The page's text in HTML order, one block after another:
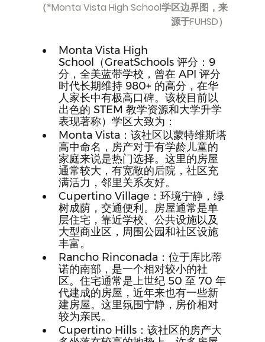
（*Monta Vista High School学区边界图，来
源于FUHSD）
Monta Vista High
School（GreatSchools 评分：9
分，全美蓝带学校，曾在 API 评分
时代长期维持 980+ 的高分，在华
人家长中有极高口碑。该校目前以
出色的 STEM 教学资源和大学升学
表现著称）学区大致为：
Monta Vista：该社区以蒙特维斯塔
高中命名，房产对于有学龄儿童的
家庭来说是热门选择。这里的房屋
通常较大，有宽敞的后院，社区充
满活力，邻里关系友好。
Cupertino Village：环境宁静，绿
树成荫，交通便利。房屋通常是单
层住宅，靠近学校、公共设施以及
大型商业区，周围公园和社区设施
丰富。
Rancho Rinconada：位于库比蒂
诺的南部，是一个相对较小的社
区。住宅通常是上世纪 50 至 70 年
代建成的房屋，近年来也有一些新
建房屋。这里氛围宁静，房价相对
较为亲民。
Cupertino Hills：该社区的房产大